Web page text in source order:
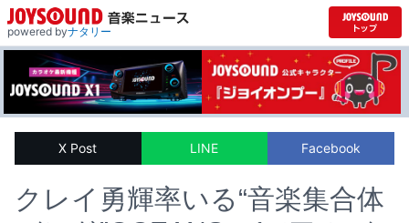
powered byナタリー
X Post LINE Facebook
クレイ勇輝率いる“音楽集合体